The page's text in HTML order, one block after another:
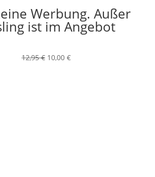
Werbung. Außer
ist im Angebot
12,95€ Ursprünglicher
10,00 €Aktueller